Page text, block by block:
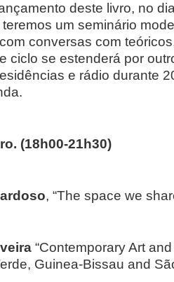
deste livro, no
um seminário
conversas com
ciclo se estenderá por
e rádio durante
(18h00-21h30)
, “The space we
“Contemporary Art
Guinea-Bissau and